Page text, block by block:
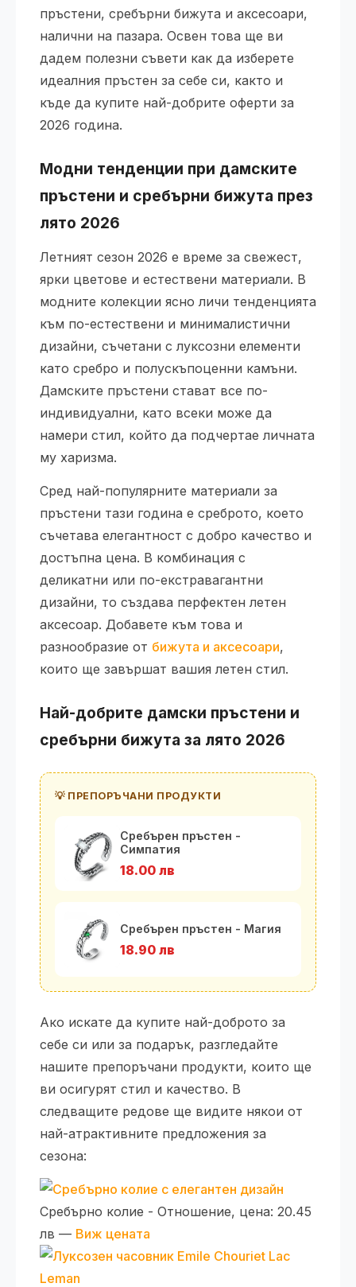
пръстени, сребърни бижута и аксесоари,
налични на пазара. Освен това ще ви
дадем полезни съвети как да изберете
идеалния пръстен за себе си, както и
къде да купите най-добрите оферти за
2026 година.
Модни тенденции при дамските
пръстени и сребърни бижута през
лято 2026
Летният сезон 2026 е време за свежест,
ярки цветове и естествени материали. В
модните колекции ясно личи тенденцията
към по-естествени и минималистични
дизайни, съчетани с луксозни елементи
като сребро и полускъпоценни камъни.
Дамските пръстени стават все по-
индивидуални, като всеки може да
намери стил, който да подчертае личната
му харизма.
Сред най-популярните материали за
пръстени тази година е среброто, което
съчетава елегантност с добро качество и
достъпна цена. В комбинация с
деликатни или по-екстравагантни
дизайни, то създава перфектен летен
аксесоар. Добавете към това и
разнообразие от бижута и аксесоари,
които ще завършат вашия летен стил.
Най-добрите дамски пръстени и
сребърни бижута за лято 2026
💡 ПРЕПОРЪЧАНИ ПРОДУКТИ
Сребърен пръстен -
Симпатия
18.00 лв
Сребърен пръстен - Магия
18.90 лв
Ако искате да купите най-доброто за
себе си или за подарък, разгледайте
нашите препоръчани продукти, които ще
ви осигурят стил и качество. В
следващите редове ще видите някои от
най-атрактивните предложения за
сезона:
Сребърно колие - Отношение, цена: 20.45
лв — Виж цената